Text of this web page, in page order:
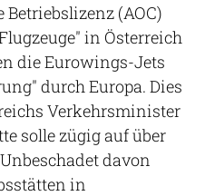
(AOC)
in Österreich
die Eurowings-Jets
durch Europa. Dies
Verkehrsminister
solle zügig auf über
davon
in